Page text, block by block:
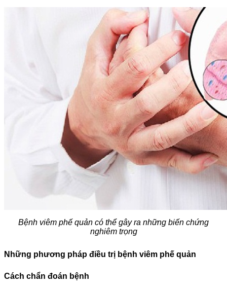
Bệnh viêm phế quản có thể gây ra những biến chứng
nghiêm trọng
Những phương pháp điều trị bệnh viêm phế quản
Cách chẩn đoán bệnh